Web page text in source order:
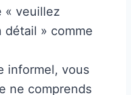
« veuillez
détail » comme
informel, vous
ne comprends